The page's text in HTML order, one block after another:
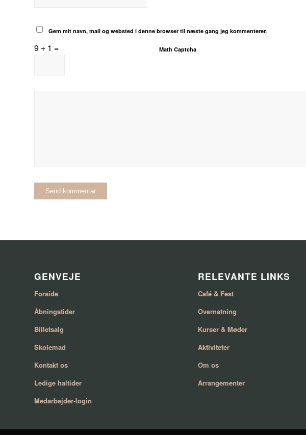
Gem mit navn, mail og websted i denne browser til næste gang jeg kommenterer.
Math Captcha
9 + 1 =
GENVEJE
Forside
Åbningstider
Billetsalg
Skolemad
Kontakt os
Ledige haltider
Medarbejder-login
RELEVANTE LINKS
Café & Fest
Overnatning
Kurser & Møder
Aktiviteter
Om os
Arrangementer